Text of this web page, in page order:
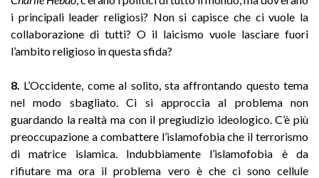
i principali leader religiosi? Non si capisce che ci vuole la
collaborazione di tutti? O il laicismo vuole lasciare fuori
l’ambito religioso in questa sfida?
8. L’Occidente, come al solito, sta affrontando questo tema
nel modo sbagliato. Ci si approccia al problema non
guardando la realtà ma con il pregiudizio ideologico. C’è più
preoccupazione a combattere l’islamofobia che il terrorismo
di matrice islamica. Indubbiamente l’islamofobia è da
rifiutare ma ora il problema vero è che ci sono cellule